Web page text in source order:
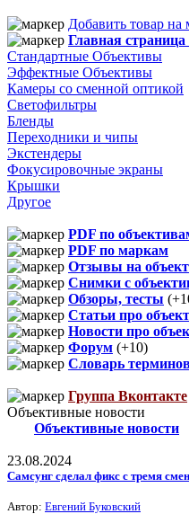
Добавить товар на
Главная страница
Стандартные Объективы
Эффектные Объективы
Камеры со сменной оптикой
Светофильтры
Бленды
Переходники и чипы
Экстендеры
Фокусировочные экраны
Крышки
Другое
PDF по
PDF по маркам
Отзывы на
Снимки с
Обзоры, тесты
Статьи про
Новости про
Форум (+10)
Словарь
Группа Вконтакте
Объективные новости
Объективные новости
23.08.2024
Самсунг сделал фикс с тремя
Автор: Евгений Буковский